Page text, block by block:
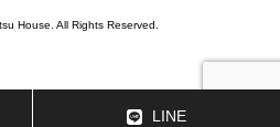
House. All Rights Reserved.
LINE